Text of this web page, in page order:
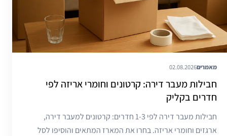
מאמרים02.08.2026
חבילות מעבר דירה: קרטונים וחומרי אריזה לפי
חדרים בקליק
חבילות מעבר דירה לפי 1-3 חדרים: קרטונים למעבר דירה,
ארגזים וחומרי אריזה. בחרו את המארז המתאים והוסיפו לסל